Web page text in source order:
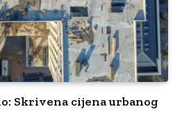
Skrivena cijena urbanog